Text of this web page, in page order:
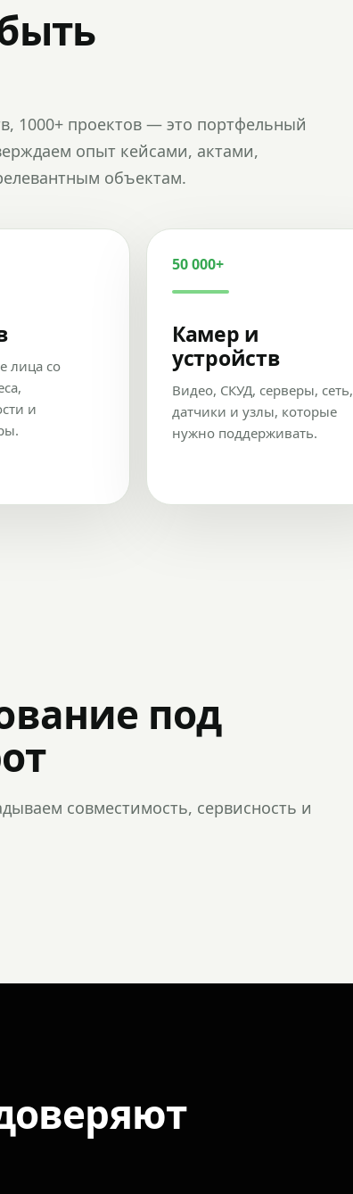
1000+ проектов — это портфельный
опыт кейсами, актами,
объектам.
лица со
и
50 000+
Камер и
устройств
Видео, СКУД, серверы, сеть,
датчики и узлы, которые
нужно поддерживать.
под
совместимость, сервисность и